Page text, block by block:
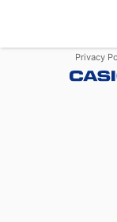
Privacy